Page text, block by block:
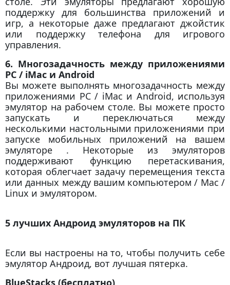
поддержку для большинства приложений и
игр, а некоторые даже предлагают джойстик
или поддержку телефона для игрового
управления.
6. Многозадачность между приложениями
PC / iMac и Android
Вы можете выполнять многозадачность между
приложениями PC / iMac и Android, используя
эмулятор на рабочем столе. Вы можете просто
запускать и переключаться между
несколькими настольными приложениями при
запуске мобильных приложений на вашем
эмуляторе . Некоторые из эмуляторов
поддерживают функцию перетаскивания,
которая облегчает задачу перемещения текста
или данных между вашим компьютером / Mac /
Linux и эмулятором.
5 лучших Андроид эмуляторов на ПК
Если вы настроены на то, чтобы получить себе
эмулятор Андроид, вот лучшая пятерка.
BlueStacks (бесплатно)